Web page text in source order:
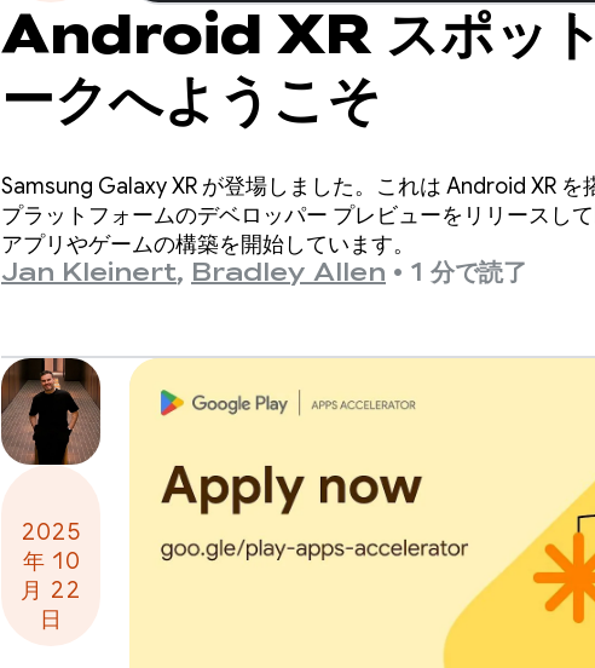
Android XR スポット
ークへようこそ
Samsung Galaxy XR が登場しました。これは Android XR
プラットフォームのデベロッパー プレビューをリリースし
アプリやゲームの構築を開始しています。
Jan Kleinert, Bradley Allen • 1 分で読了
2025
年 10
月 22
日